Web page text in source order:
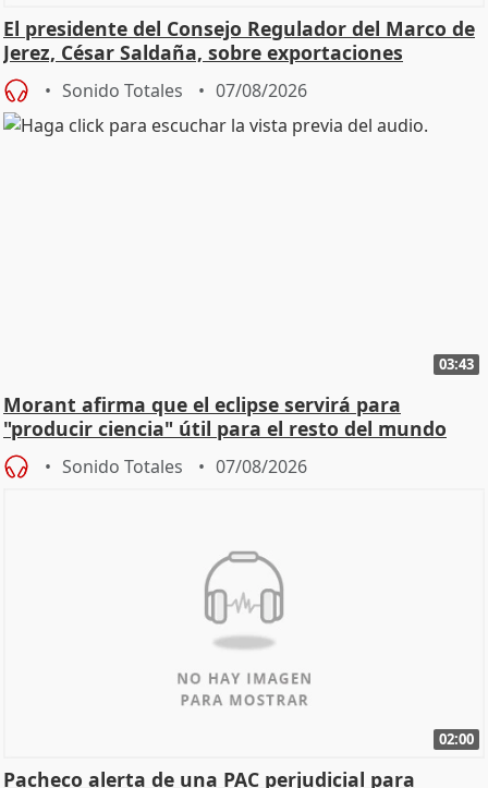
El presidente del Consejo Regulador del Marco de
Jerez, César Saldaña, sobre exportaciones
Sonido Totales 07/08/2026
03:43
Morant afirma que el eclipse servirá para
"producir ciencia" útil para el resto del mundo
Sonido Totales 07/08/2026
02:00
Pacheco alerta de una PAC perjudicial para